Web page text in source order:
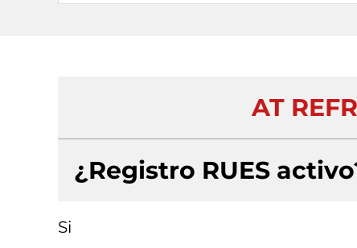
AT
¿Registro RUES
Si